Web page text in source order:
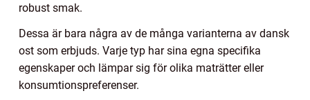
robust smak.
Dessa är bara några av de många varianterna av dansk
ost som erbjuds. Varje typ har sina egna specifika
egenskaper och lämpar sig för olika maträtter eller
konsumtionspreferenser.